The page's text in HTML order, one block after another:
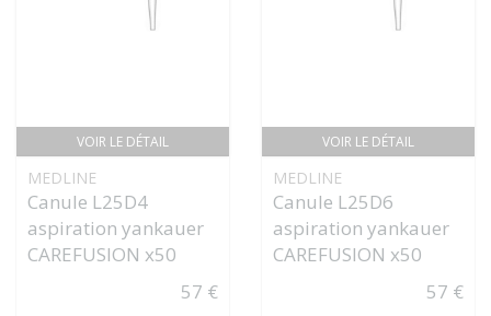
VOIR LE DÉTAIL
MEDLINE
Canule L25D4
aspiration yankauer
CAREFUSION x50
57 €
VOIR LE DÉTAIL
MEDLINE
Canule L25D6
aspiration yankauer
CAREFUSION x50
57 €